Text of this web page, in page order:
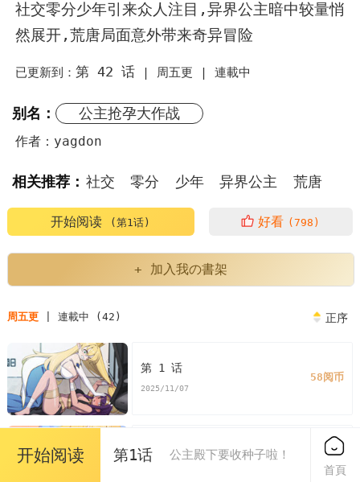
社交零分少年引来众人注目,异界公主暗中较量悄
然展开,荒唐局面意外带来奇异冒险
已更新到： 第 42 话| 周五更 | 連載中
别名： 公主抢孕大作战
作者：yagdon
相关推荐： 社交 零分 少年 异界公主 荒唐
冒险
开始阅读 (第1话) 好看 (798)
+ 加入我の書架
周五更| 連載中 (42) 正序
第 1 话
2025/11/07
58阅币
第 2 话
开始阅读 第1话 公主殿下要收种子啦！
首頁